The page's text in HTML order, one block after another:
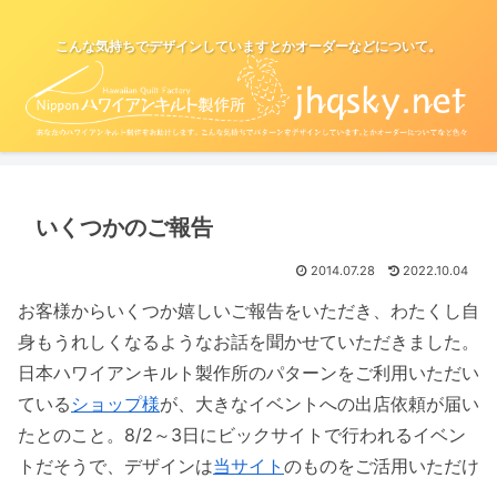
こんな気持ちでデザインしていますとかオーダーなどについて。
いくつかのご報告
2014.07.28 2022.10.04
お客様からいくつか嬉しいご報告をいただき、わたくし自
身もうれしくなるようなお話を聞かせていただきました。
日本ハワイアンキルト製作所のパターンをご利用いただい
ている ショップ様が、大きなイベントへの出店依頼が届い
たとのこと。8/2～3日にビックサイトで行われるイベン
トだそうで、デザインは当サイト のものをご活用いただけ